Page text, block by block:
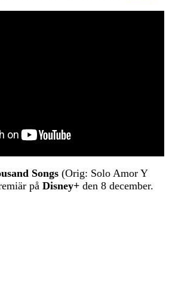
Songs (Orig: Solo Amor Y
på Disney+ den 8 december.